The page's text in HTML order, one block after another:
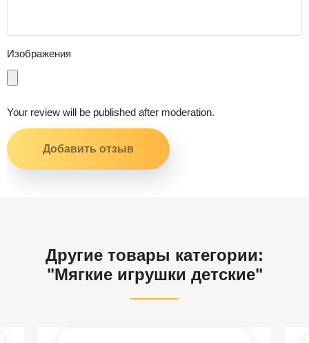
Изображения
Your review will be published after moderation.
Другие товары категории:
"Мягкие игрушки детские"